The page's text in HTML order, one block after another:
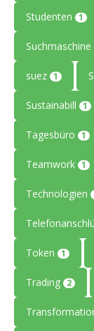
Studenten 1
Suchmaschine
suez 1
Sustainabill 1
Tagesbüro 1
Teamwork 1
Technologien
Token 1
Trading 2